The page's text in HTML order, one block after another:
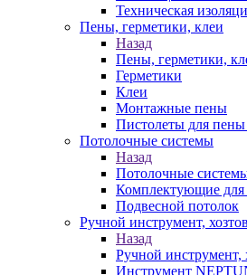
Техническая
Пены, герметики, клеи
Назад
Пены, герметики,
Герметики
Клеи
Монтажные пены
Пистолеты для пены
Потолочные системы
Назад
Потолочные
Комплектующие для
Подвесной потолок
Ручной инструмент,
Назад
Ручной инструмент,
Инструмент